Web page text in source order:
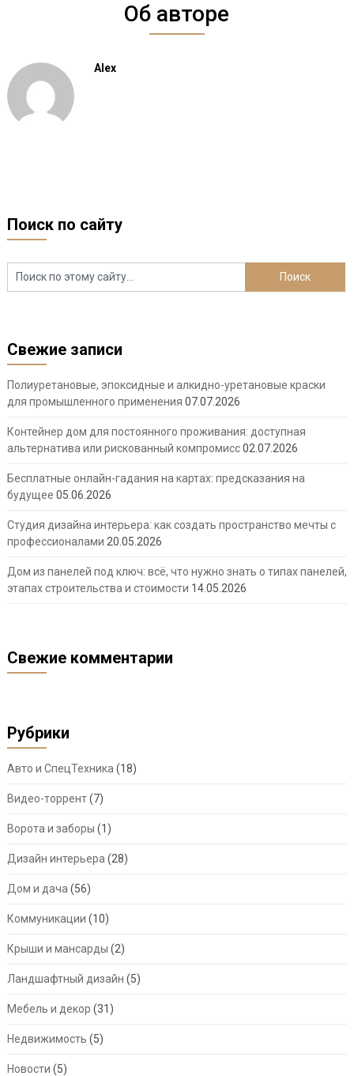
Об авторе
Alex
Поиск по сайту
Свежие записи
Полиуретановые, эпоксидные и алкидно-уретановые краски
для промышленного применения 07.07.2026
Контейнер дом для постоянного проживания: доступная
альтернатива или рискованный компромисс02.07.2026
Бесплатные онлайн-гадания на картах: предсказания на
будущее 05.06.2026
Студия дизайна интерьера: как создать пространство мечты с
профессионалами 20.05.2026
Дом из панелей под ключ: всё, что нужно знать о типах панелей,
этапах строительства и стоимости 14.05.2026
Свежие комментарии
Рубрики
Авто и СпецТехника (18)
Видео-торрент(7)
Ворота и заборы (1)
Дизайн интерьера (28)
Дом и дача (56)
Коммуникации (10)
Крыши и мансарды (2)
Ландшафтный дизайн (5)
Мебель и декор (31)
Недвижимость (5)
Новости (5)